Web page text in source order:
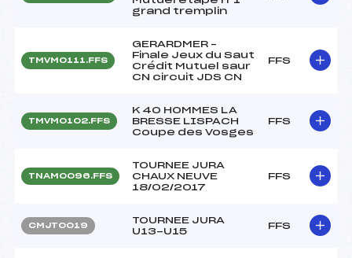
grand tremplin
TMVM0111.FFS
GERARDMER –
Finale Jeux du Saut
Crédit Mutuel saur
CN circuit JDS CN
FFS
TMVM0102.FFS
K 40 HOMMES LA
BRESSE LISPACH
Coupe des Vosges
FFS
TNAM0096.FFS
TOURNEE JURA
CHAUX NEUVE
18/02/2017
FFS
CMJT0019
TOURNEE JURA
U13-U15
FFS